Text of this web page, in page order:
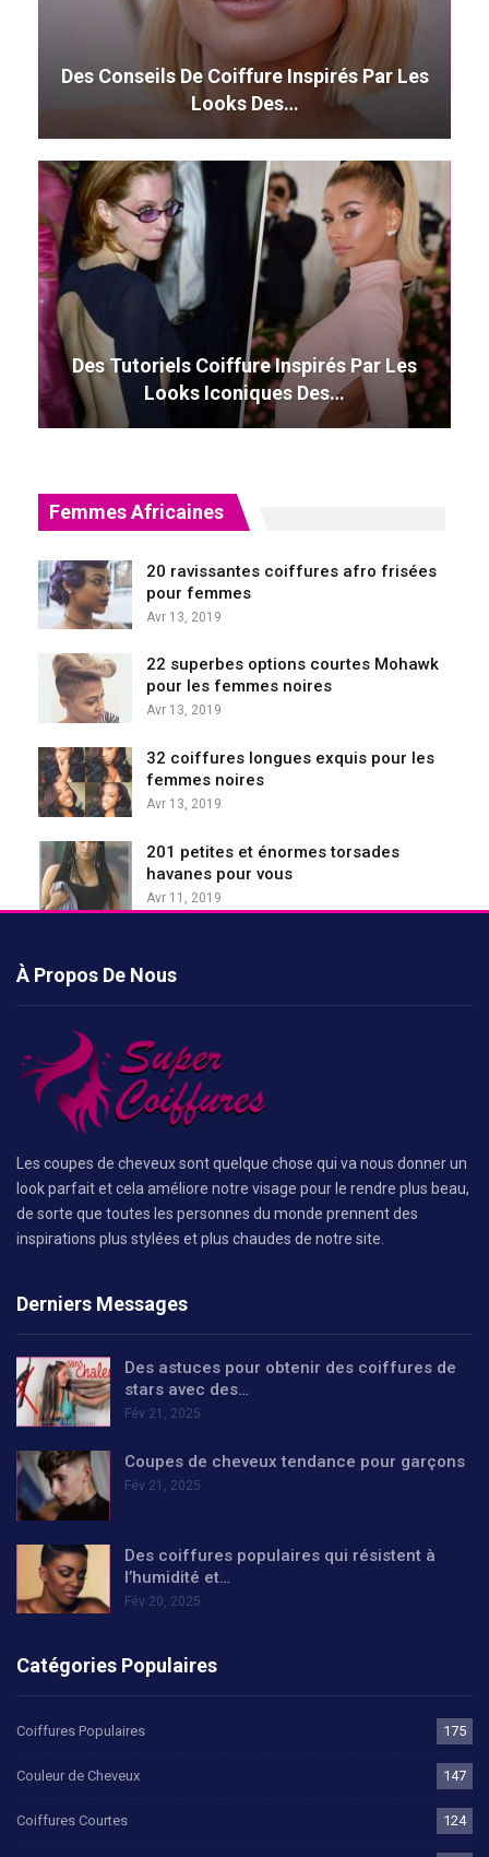
Des Conseils De Coiffure Inspirés Par Les
Looks Des…
Des Tutoriels Coiffure Inspirés Par Les
Looks Iconiques Des…
Femmes Africaines
20 ravissantes coiffures afro frisées
pour femmes
Avr 13, 2019
22 superbes options courtes Mohawk
pour les femmes noires
Avr 13, 2019
32 coiffures longues exquis pour les
femmes noires
Avr 13, 2019
201 petites et énormes torsades
havanes pour vous
Avr 11, 2019
À Propos De Nous
Les coupes de cheveux sont quelque chose qui va nous donner un
look parfait et cela améliore notre visage pour le rendre plus beau,
de sorte que toutes les personnes du monde prennent des
inspirations plus stylées et plus chaudes de notre site.
Derniers Messages
Des astuces pour obtenir des coiffures de
stars avec des…
Fév 21, 2025
Coupes de cheveux tendance pour garçons
Fév 21, 2025
Des coiffures populaires qui résistent à
l’humidité et…
Fév 20, 2025
Catégories Populaires
Coiffures Populaires 175
Couleur de Cheveux 147
Coiffures Courtes 124